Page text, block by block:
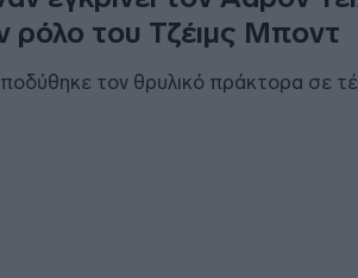
ρόλο του Τζέιμς Μποντ
τον θρυλικό πράκτορα σε